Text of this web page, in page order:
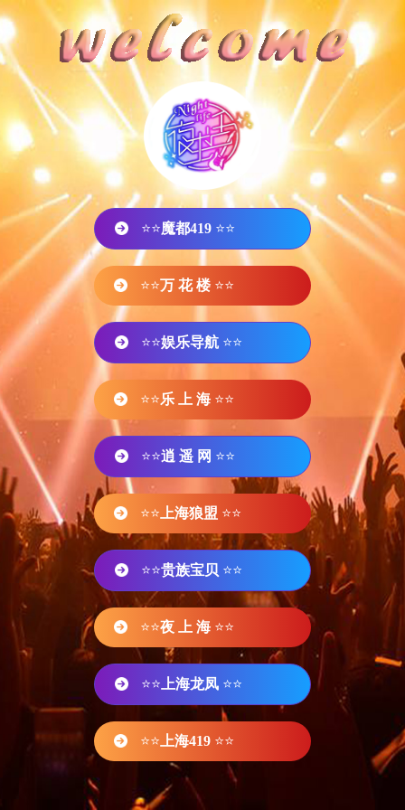
⭐⭐魔都419 ⭐⭐
⭐⭐万 花 楼 ⭐⭐
⭐⭐娱乐导航 ⭐⭐
⭐⭐乐 上 海 ⭐⭐
⭐⭐逍 遥 网 ⭐⭐
⭐⭐ 上海狼盟 ⭐⭐
⭐⭐贵族宝贝 ⭐⭐
⭐⭐夜 上 海 ⭐⭐
⭐⭐ 上海龙凤 ⭐⭐
⭐⭐ 上海419 ⭐⭐